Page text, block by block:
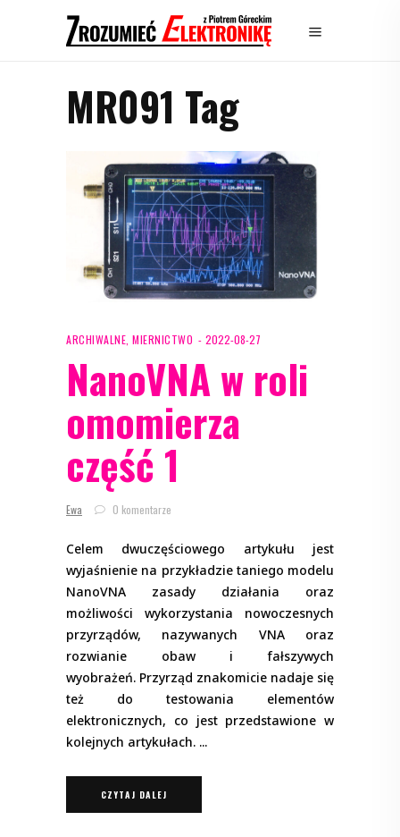
MR091 Tag
ARCHIWALNE MIERNICTWO 2022-08-27
NanoVNA w roli
omomierza
część 1
Ewa 0 komentarze
Celem dwuczęściowego artykułu jest
wyjaśnienie na przykładzie taniego modelu
NanoVNA zasady działania oraz
możliwości wykorzystania nowoczesnych
przyrządów, nazywanych VNA oraz
rozwianie obaw i fałszywych
wyobrażeń. Przyrząd znakomicie nadaje się
też do testowania elementów
elektronicznych, co jest przedstawione w
kolejnych artykułach.
CZYTAJ DALEJ